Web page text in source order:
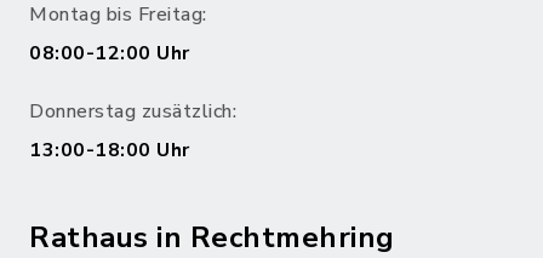
Montag bis Freitag:
08:00-12:00 Uhr
Donnerstag zusätzlich:
13:00-18:00 Uhr
Rathaus in Rechtmehring